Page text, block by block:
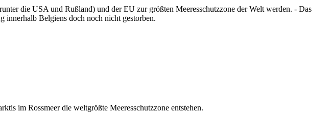
die USA und Rußland) und der EU zur größten Meeresschutzzone der Welt werden. - Das
innerhalb Belgiens doch noch nicht gestorben.
im Rossmeer die weltgrößte Meeresschutzzone entstehen.